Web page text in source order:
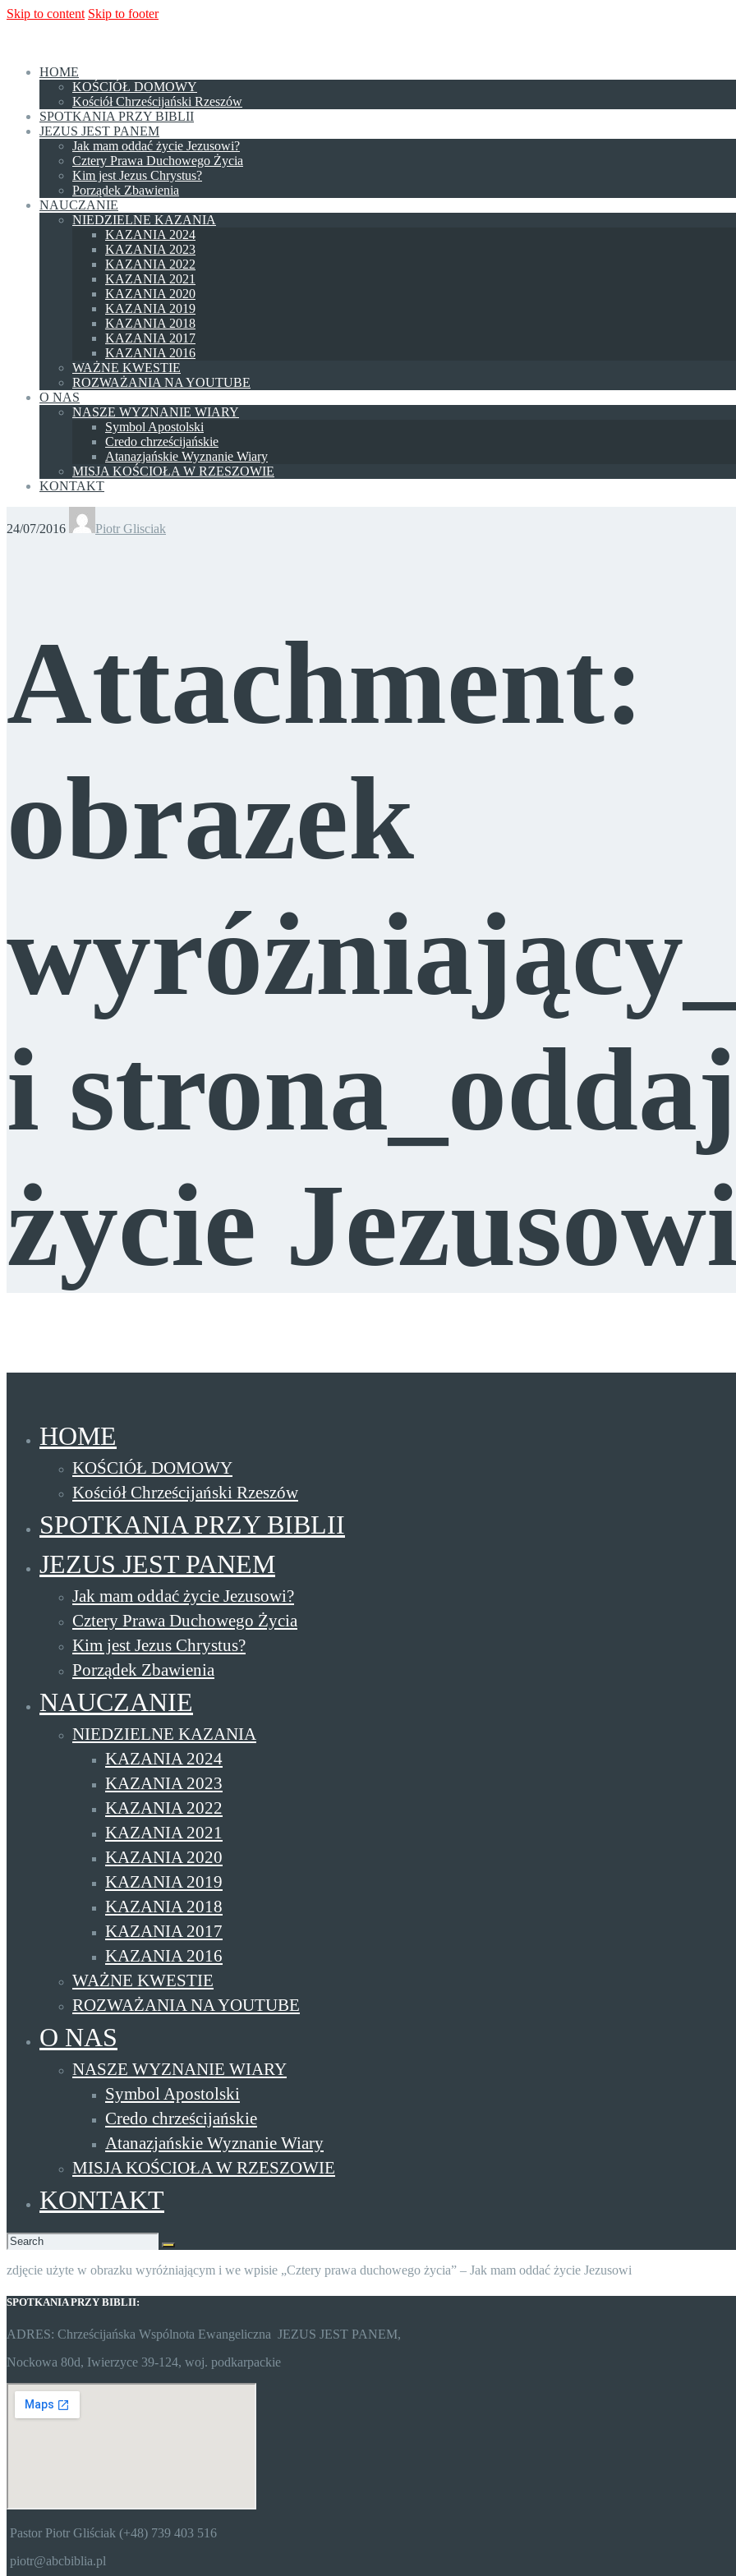
Skip to content Skip to footer
HOME
KOŚCIÓŁ DOMOWY
Kościół Chrześcijański Rzeszów
SPOTKANIA PRZY BIBLII
JEZUS JEST PANEM
Jak mam oddać życie Jezusowi?
Cztery Prawa Duchowego Życia
Kim jest Jezus Chrystus?
Porządek Zbawienia
NAUCZANIE
NIEDZIELNE KAZANIA
KAZANIA 2024
KAZANIA 2023
KAZANIA 2022
KAZANIA 2021
KAZANIA 2020
KAZANIA 2019
KAZANIA 2018
KAZANIA 2017
KAZANIA 2016
WAŻNE KWESTIE
ROZWAŻANIA NA YOUTUBE
O NAS
NASZE WYZNANIE WIARY
Symbol Apostolski
Credo chrześcijańskie
Atanazjańskie Wyznanie Wiary
MISJA KOŚCIOŁA W RZESZOWIE
KONTAKT
24/07/2016 Piotr Glisciak
Attachment:
obrazek
i strona_oddaj
życie
HOME
KOŚCIÓŁ DOMOWY
Kościół Chrześcijański Rzeszów
SPOTKANIA PRZY BIBLII
JEZUS JEST PANEM
Jak mam oddać życie Jezusowi?
Cztery Prawa Duchowego Życia
Kim jest Jezus Chrystus?
Porządek Zbawienia
NAUCZANIE
NIEDZIELNE KAZANIA
KAZANIA 2024
KAZANIA 2023
KAZANIA 2022
KAZANIA 2021
KAZANIA 2020
KAZANIA 2019
KAZANIA 2018
KAZANIA 2017
KAZANIA 2016
WAŻNE KWESTIE
ROZWAŻANIA NA YOUTUBE
O NAS
NASZE WYZNANIE WIARY
Symbol Apostolski
Credo chrześcijańskie
Atanazjańskie Wyznanie Wiary
MISJA KOŚCIOŁA W RZESZOWIE
KONTAKT
zdjęcie użyte w obrazku wyróżniającym i we wpisie „Cztery prawa duchowego życia” – Jak mam oddać życie Jezusowi
SPOTKANIA PRZY BIBLII:
ADRES: Chrześcijańska Wspólnota Ewangeliczna JEZUS JEST PANEM,
Nockowa 80d, Iwierzyce 39-124, woj. podkarpackie
Pastor Piotr Gliściak (+48) 739 403 516
piotr@abcbiblia.pl